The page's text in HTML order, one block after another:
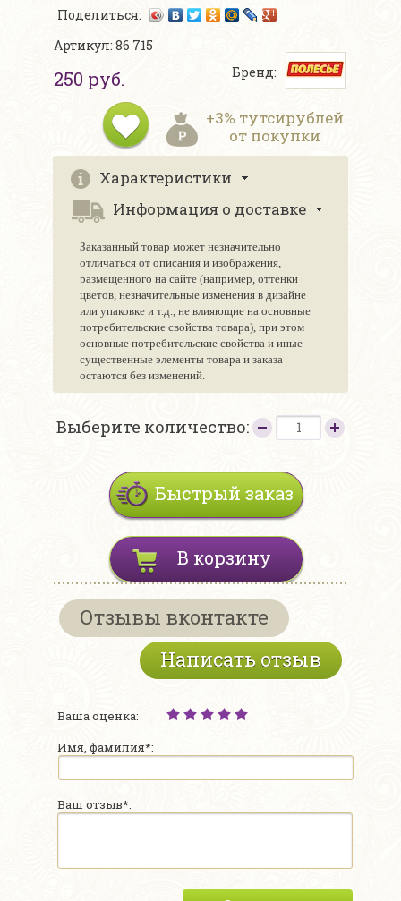
Поделиться:
Артикул: 86 715
250 руб. Бренд:
+3% тутсирублей
от покупки
Характеристики
Информация о доставке
Заказанный товар может незначительно
отличаться от описания и изображения,
размещенного на сайте (например, оттенки
цветов, незначительные изменения в дизайне
или упаковке и т.д., не влияющие на основные
потребительские свойства товара), при этом
основные потребительские свойства и иные
существенные элементы товара и заказа
остаются без изменений.
Выберите количество:
Быстрый заказ
В корзину
Отзывы вконтакте
Написать отзыв
Ваша оценка:
Имя, фамилия*:
Ваш отзыв*: